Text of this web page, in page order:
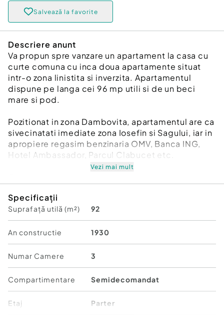
Salvează la favorite
Descriere anunt
Va propun spre vanzare un apartament la casa cu
curte comuna cu inca doua apartamente situat
intr-o zona linistita si inverzita. Apartamentul
dispune pe langa cei 96 mp utili si de un beci
mare si pod.
Pozitionat in zona Dambovita, apartamentul are ca
sivecinatati imediate zona Iosefin si Sagului, iar in
apropiere regasim benzinaria OMV, Banca ING,
Hotel Ambassador, Parcul Clabucet etc.
- Suprafata construita 119.1 mp
- Teren 1035mp ( cota proprie 48% )
- An constructie 1930
- Constructie caramida
- Utilitati: gaz, curent, apa si canalizare
Compartimentare:
- Veranda intrare
- 2 Dormitoare
- Camera de zi
- Bucatarie
Vezi mai mult
Specificații
Suprafață utilă (m²) 92
An constructie 1930
Numar Camere 3
Compartimentare Semidecomandat
Etaj Parter